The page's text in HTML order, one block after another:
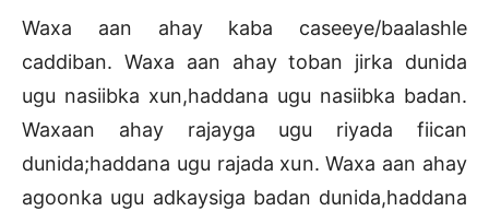
Waxa aan ahay kaba caseeye/baalashle
caddiban. Waxa aan ahay toban jirka dunida
ugu nasiibka xun,haddana ugu nasiibka badan.
Waxaan ahay rajayga ugu riyada fiican
dunida;haddana ugu rajada xun. Waxa aan ahay
agoonka ugu adkaysiga badan dunida,haddana